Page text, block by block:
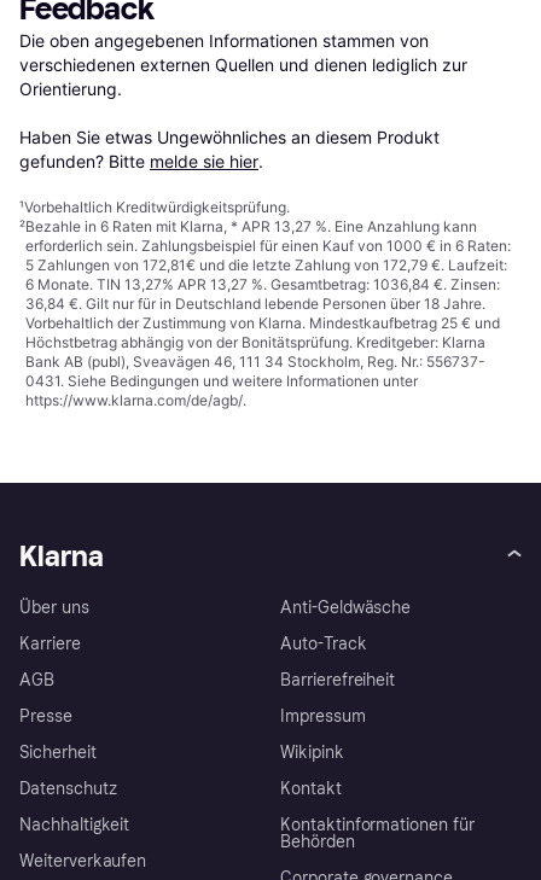
Feedback
Die oben angegebenen Informationen stammen von
verschiedenen externen Quellen und dienen lediglich zur
Orientierung.
Haben Sie etwas Ungewöhnliches an diesem Produkt
gefunden? Bitte melde sie hier.
¹Vorbehaltlich Kreditwürdigkeitsprüfung.
²Bezahle in 6 Raten mit Klarna, * APR 13,27 %. Eine Anzahlung kann
erforderlich sein. Zahlungsbeispiel für einen Kauf von 1000 € in 6 Raten:
5 Zahlungen von 172,81€ und die letzte Zahlung von 172,79 €. Laufzeit:
6 Monate. TIN 13,27% APR 13,27 %. Gesamtbetrag: 1036,84 €. Zinsen:
36,84 €. Gilt nur für in Deutschland lebende Personen über 18 Jahre.
Vorbehaltlich der Zustimmung von Klarna. Mindestkaufbetrag 25 € und
Höchstbetrag abhängig von der Bonitätsprüfung. Kreditgeber: Klarna
Bank AB (publ), Sveavägen 46, 111 34 Stockholm, Reg. Nr.: 556737-
0431. Siehe Bedingungen und weitere Informationen unter
https://www.klarna.com/de/agb/.
Klarna
Über uns
Karriere
AGB
Presse
Sicherheit
Datenschutz
Nachhaltigkeit
Weiterverkaufen
Anti-Geldwäsche
Auto-Track
Barrierefreiheit
Impressum
Wikipink
Kontakt
Kontaktinformationen für
Behörden